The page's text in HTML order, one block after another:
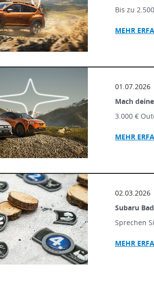
Bis zu
MEHR
01.07.2026
Mach
3.000 €
MEHR
02.03.2026
Subaru
Sprechen
MEHR